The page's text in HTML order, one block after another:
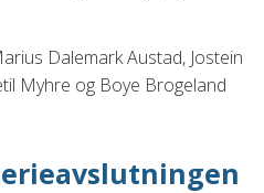
Dalemark Austad, Jostein
Myhre og Boye Brogeland